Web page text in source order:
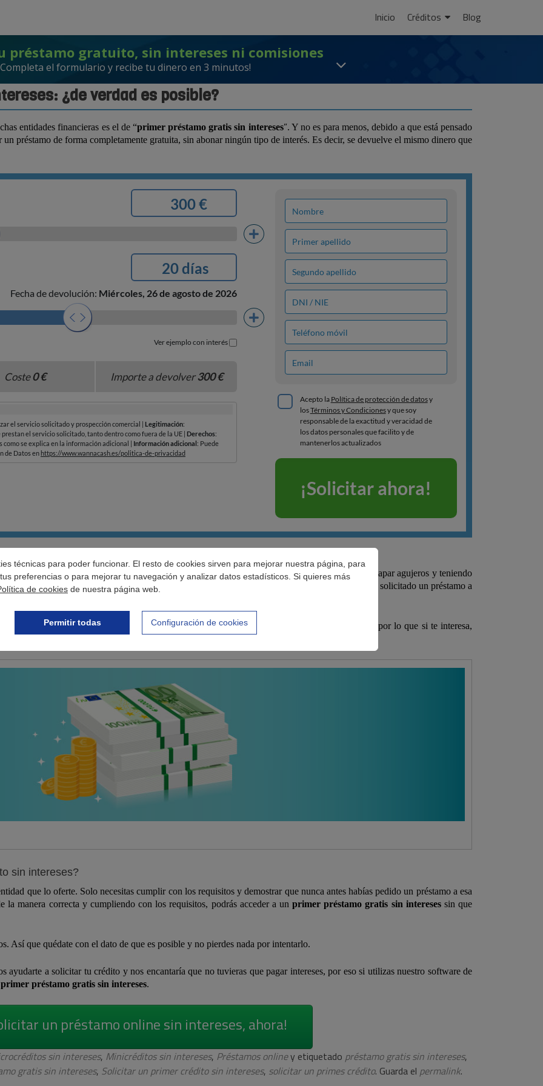
técnicas para poder funcionar. El resto de cookies sirven para mejorar nuestra página, para
preferencias o para mejorar tu navegación y analizar datos estadísticos. Si quieres más
de cookies de nuestra página web.
Permitir todas Configuración de cookies
al
contenido
Inicio Créditos Blog
préstamo gratuito, sin intereses ni comisiones
el formulario y recibe tu dinero en 3 minutos!
¿de verdad es posible?
entidades financieras es el de “primer préstamo gratis sin intereses”. Y no es para menos, debido a que está pensado
préstamo de forma completamente gratuita, sin abonar ningún tipo de interés. Es decir, se devuelve el mismo dinero que
el sueño de cualquier persona, porque es una forma de recibir ese dinero que nos hace falta para tapar agujeros y teniendo
un lado los intereses. Está enfocado sobre todo a los nuevos clientes, a quienes nunca antes han solicitado un préstamo a
primer préstamo gratis sin interesescon algunas entidades financieras. No todas las ofertan, por lo que si te interesa,
en activo.
sin intereses?
que lo oferte. Solo necesitas cumplir con los requisitos y demostrar que nunca antes habías pedido un préstamo a esa
la manera correcta y cumpliendo con los requisitos, podrás acceder a un primer préstamo gratis sin intereses sin que
Así que quédate con el dato de que es posible y no pierdes nada por intentarlo.
ayudarte a solicitar tu crédito y nos encantaría que no tuvieras que pagar intereses, por eso si utilizas nuestro software de
primer préstamo gratis sin intereses.
un préstamo online sin intereses, ahora!
sin intereses, Minicréditos sin intereses, Préstamos onliney etiquetado préstamo gratis sin intereses,
gratis sin intereses, Solicitar un primer crédito sin intereses, solicitar un primes crédito. Guarda el permalink.